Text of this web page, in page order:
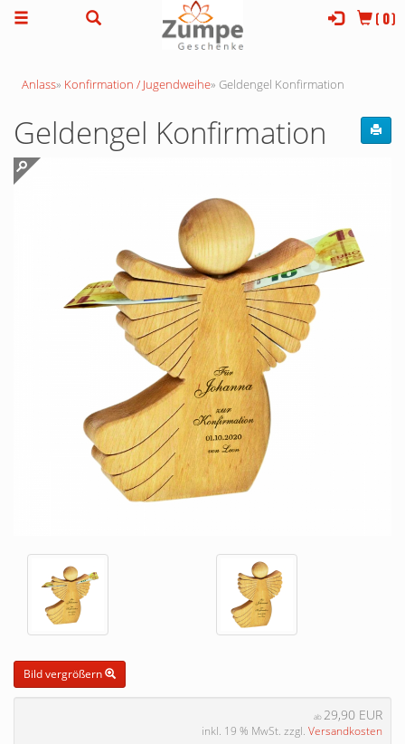
( 0)
Anlass» Konfirmation / Jugendweihe» Geldengel Konfirmation
Geldengel Konfirmation
Bild vergrößern
ab 29,90 EUR
inkl. 19 % MwSt. zzgl. Versandkosten